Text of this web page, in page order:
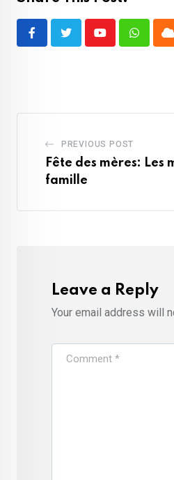
Youtube
PREVIOUS POST
Fête des mères: Les
famille
Leave a Reply
Your email address will